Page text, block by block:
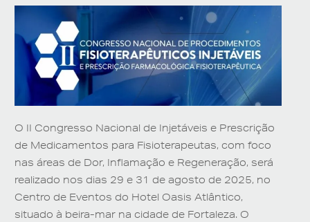
O II Congresso Nacional de Injetáveis e Prescrição
de Medicamentos para Fisioterapeutas, com foco
nas áreas de Dor, Inflamação e Regeneração, será
realizado nos dias 29 e 31 de agosto de 2025, no
Centro de Eventos do Hotel Oasis Atlântico,
situado à beira-mar na cidade de Fortaleza. O